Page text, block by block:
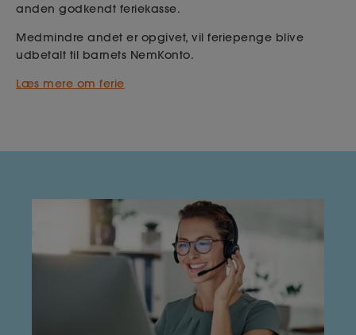
anden godkendt feriekasse.
Medmindre andet er opgivet, vil feriepenge blive
udbetalt til barnets NemKonto.
Læs mere om ferie